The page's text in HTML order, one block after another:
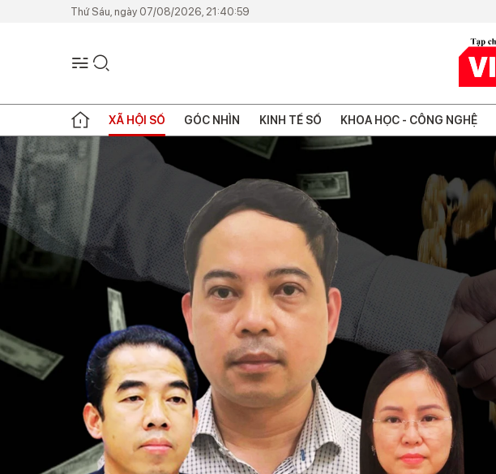
Thứ Sáu, ngày 07/08/2026, 21:40:59
XÃ HỘI SỐ GÓC NHÌN KINH TẾ SỐ KHOA HỌC - CÔNG NGHỆ